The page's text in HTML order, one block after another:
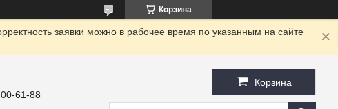
Корзина
заявки можно в рабочее время по указанным на сайте
61-88
Корзина